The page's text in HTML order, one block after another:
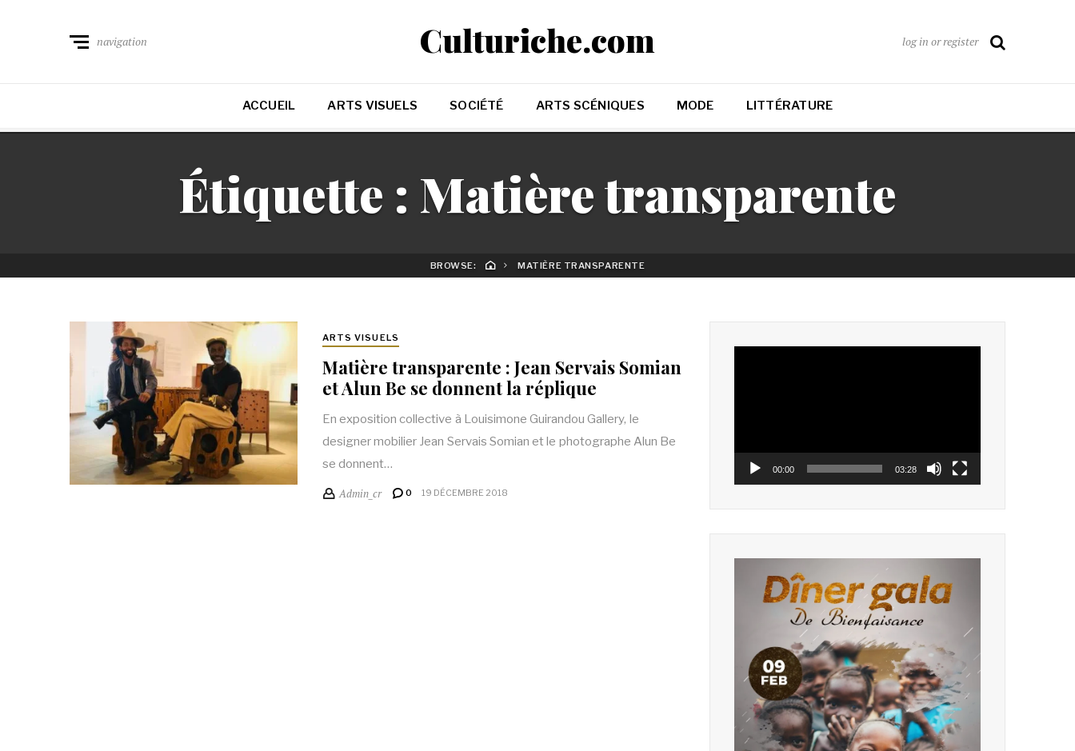
Culturiche.com
navigation log in or register
ACCUEIL ARTS VISUELS SOCIÉTÉ ARTS SCÉNIQUES MODE LITTÉRATURE
Étiquette : Matière transparente
BROWSE: MATIÈRE TRANSPARENTE
ARTS VISUELS
Matière transparente : Jean Servais Somian
et Alun Be se donnent la réplique
En exposition collective à Louisimone Guirandou Gallery, le
designer mobilier Jean Servais Somian et le photographe Alun Be
se donnent…
Admin_cr 0 19 DÉCEMBRE 2018
00:00 03:28